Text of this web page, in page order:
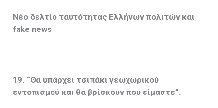
Νέο δελτίο ταυτότητας Ελλήνων πολιτών και
fake news
19. “Θα υπάρχει τσιπάκι γεωχωρικού
εντοπισμού και θα βρίσκουν που είμαστε”.